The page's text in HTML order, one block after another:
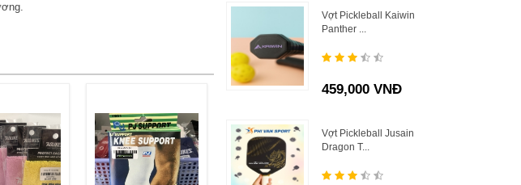
Vợt Pickleball Kaiwin
Panther ...
459,000 VNĐ
Vợt Pickleball Jusain
Dragon T...